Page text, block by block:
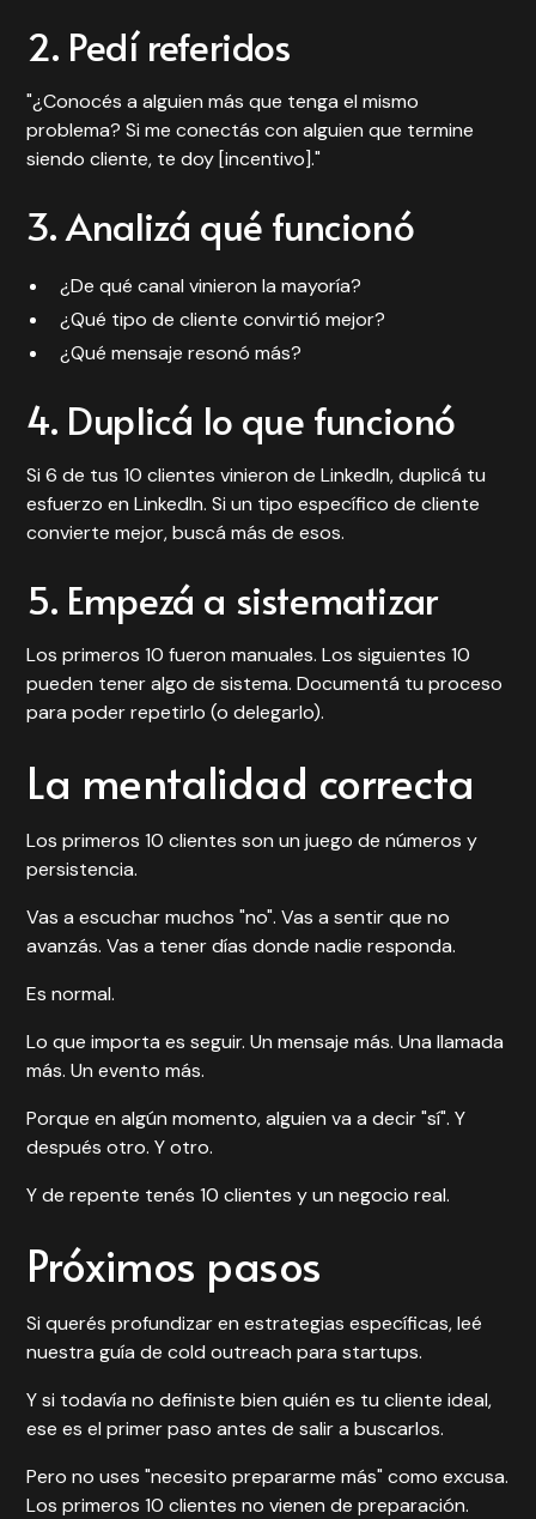
2. Pedí referidos
"¿Conocés a alguien más que tenga el mismo
problema? Si me conectás con alguien que termine
siendo cliente, te doy [incentivo]."
3. Analizá qué funcionó
¿De qué canal vinieron la mayoría?
¿Qué tipo de cliente convirtió mejor?
¿Qué mensaje resonó más?
4. Duplicá lo que funcionó
Si 6 de tus 10 clientes vinieron de LinkedIn, duplicá tu
esfuerzo en LinkedIn. Si un tipo específico de cliente
convierte mejor, buscá más de esos.
5. Empezá a sistematizar
Los primeros 10 fueron manuales. Los siguientes 10
pueden tener algo de sistema. Documentá tu proceso
para poder repetirlo (o delegarlo).
La mentalidad correcta
Los primeros 10 clientes son un juego de números y
persistencia.
Vas a escuchar muchos "no". Vas a sentir que no
avanzás. Vas a tener días donde nadie responda.
Es normal.
Lo que importa es seguir. Un mensaje más. Una llamada
más. Un evento más.
Porque en algún momento, alguien va a decir "sí". Y
después otro. Y otro.
Y de repente tenés 10 clientes y un negocio real.
Próximos pasos
Si querés profundizar en estrategias específicas, leé
nuestra guía decold outreach para startups.
Y si todavía no definiste bien quién es tu cliente ideal,
ese es el primer paso antes de salir a buscarlos.
Pero no uses "necesito prepararme más" como excusa.
Los primeros 10 clientes no vienen de preparación.